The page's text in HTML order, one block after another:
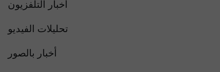
أخبار التلفزيون
تحليلات الفيديو
أخبار بالصور